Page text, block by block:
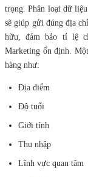
trọng. Phân loại dữ
sẽ giúp gửi đúng địa
hữu, đảm bảo tỉ lệ
Marketing ổn định.
hàng như:
Địa điểm
Độ tuổi
Giới tính
Thu nhập
Lĩnh vực quan tâm